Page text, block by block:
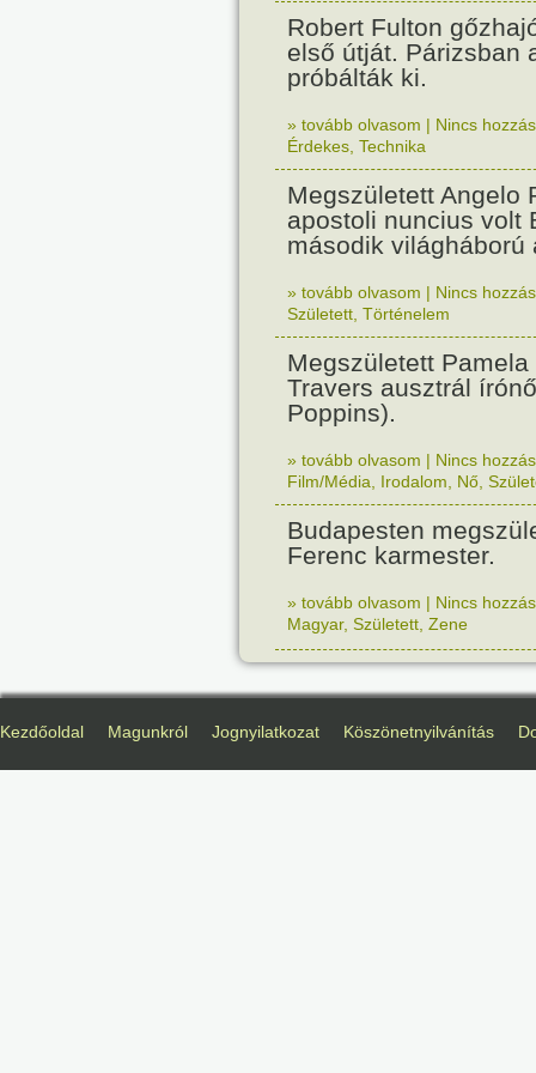
Robert Fulton
első útját. Párizsban
próbálták ki.
» tovább olvasom | Nincs
Érdekes Technika
Megszületett Angelo
apostoli nuncius volt
második világháború
» tovább olvasom | Nincs
Született Történelem
Megszületett Pamela
Travers ausztrál
Poppins).
» tovább olvasom | Nincs
Film/Média
Irodalom Nő
Budapesten
Ferenc karmester.
» tovább olvasom | Nincs
Magyar, Született Zene
Kezdőoldal Magunkról Jognyilatkozat Köszönetnyilvánítás